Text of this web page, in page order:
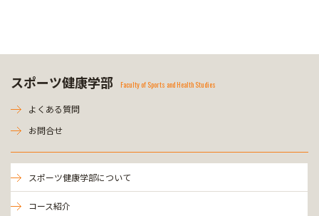
スポーツ健康学部 Faculty of Sports and Health Studies
よくある質問
お問合せ
スポーツ健康学部について
コース紹介